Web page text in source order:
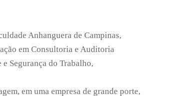
Anhanguera de Campinas,
em Consultoria e Auditoria
Segurança do Trabalho,
em uma empresa de grande porte,